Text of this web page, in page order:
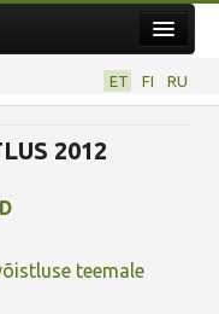
ET FI RU
2012
teemale